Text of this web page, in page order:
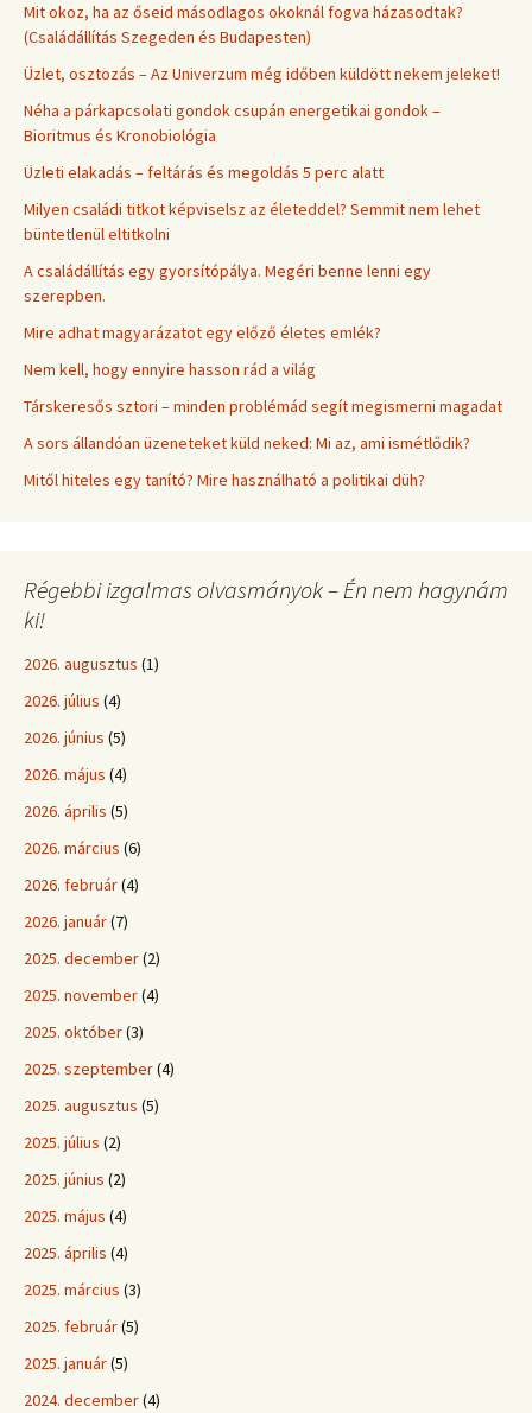
Mit okoz, ha az őseid másodlagos okoknál fogva házasodtak?
(Családállítás Szegeden és Budapesten)
Üzlet, osztozás – Az Univerzum még időben küldött nekem jeleket!
Néha a párkapcsolati gondok csupán energetikai gondok –
Bioritmus és Kronobiológia
Üzleti elakadás – feltárás és megoldás 5 perc alatt
Milyen családi titkot képviselsz az életeddel? Semmit nem lehet
büntetlenül eltitkolni
A családállítás egy gyorsítópálya. Megéri benne lenni egy
szerepben.
Mire adhat magyarázatot egy előző életes emlék?
Nem kell, hogy ennyire hasson rád a világ
Társkeresős sztori – minden problémád segít megismerni magadat
A sors állandóan üzeneteket küld neked: Mi az, ami ismétlődik?
Mitől hiteles egy tanító? Mire használható a politikai düh?
Régebbi izgalmas olvasmányok – Én nem hagynám
ki!
2026. augusztus (1)
2026. július (4)
2026. június (5)
2026. május (4)
2026. április (5)
2026. március (6)
2026. február(4)
2026. január(7)
2025. december(2)
2025. november(4)
2025. október(3)
2025. szeptember(4)
2025. augusztus (5)
2025. július (2)
2025. június (2)
2025. május (4)
2025. április (4)
2025. március (3)
2025. február(5)
2025. január(5)
2024. december(4)